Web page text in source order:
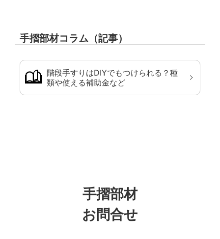
手摺部材コラム（記事）
階段手すりはDIYでもつけられる？種
類や使える補助金など
手摺部材
お問合せ